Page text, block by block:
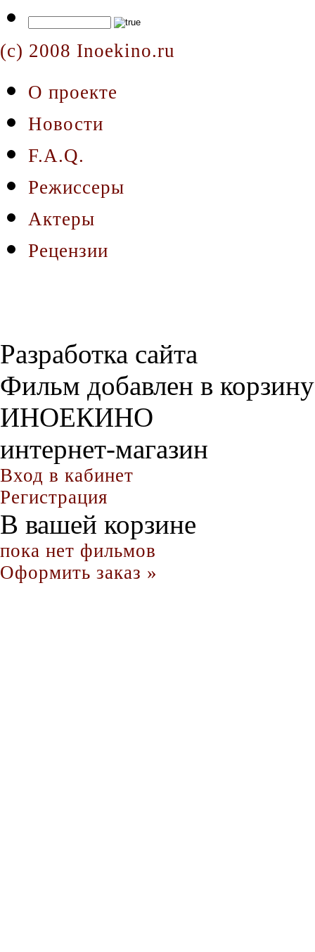
(c) 2008 Inoekino.ru
О проекте
Новости
F.A.Q.
Режиссеры
Актеры
Рецензии
Разработка сайта
Фильм добавлен в корзину
ИНОЕКИНО
интернет-магазин
Вход в кабинет
Регистрация
В вашей корзине
пока нет фильмов
Оформить заказ »